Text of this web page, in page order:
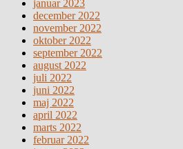
januar 2023
december 2022
november 2022
oktober 2022
september 2022
august 2022
juli 2022
juni 2022
maj 2022
april 2022
marts 2022
februar 2022